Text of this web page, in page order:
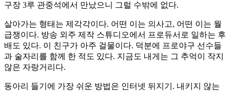
구장 3루 관중석에서 만났으니 그럴 수밖에 없다.
살아가는 형태는 제각각이다. 어떤 이는 의사고, 어떤 이는 월
급쟁이다. 방송 외주 제작 스튜디오에서 프로듀서로 일하는 후
배도 있다. 이 친구가 아주 걸물이다. 덕분에 프로야구 선수들
과 술자리를 함께 한 적도 있다. 지금도 내게는 그 추억이 작지
않은 자랑거리다.
동아리 들기에 가장 쉬운 방법은 인터넷 뒤지기. 내키지 않는